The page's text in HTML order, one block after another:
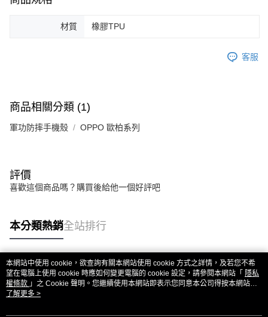
材質 橡膠TPU
客服
商品相關分類 (1)
軍功防摔手機殼 OPPO 歐柏系列
評價
喜歡這個商品嗎？購買後給他一個好評吧
本分類熱銷全站排行
熱門標籤
本網站中使用 cookie，欲查詢有關本網站使用 cookie 方式之詳情，及若您不希
望在電腦上使用 cookie 時應如何變更電腦的 cookie 設定，請參閱本網站「 隱私
權條款 」之 Cookie 聲明。您繼續使用本網站即表示您同意本公司得按本網站使
用條款之 Cookie 聲明使用 cookie。
了解更多 >